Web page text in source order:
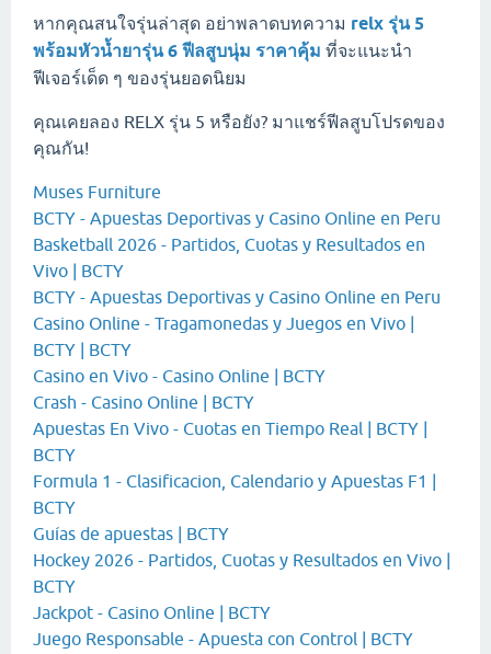
หากคุณสนใจรุ่นล่าสุด อย่าพลาดบทความ relx รุ่น 5
พร้อมหัวน้ำยารุ่น 6 ฟีลสูบนุ่ม ราคาคุ้ม ที่จะแนะนำ
ฟีเจอร์เด็ด ๆ ของรุ่นยอดนิยม
คุณเคยลอง RELX รุ่น 5 หรือยัง? มาแชร์ฟีลสูบโปรดของ
คุณกัน!
Muses Furniture
BCTY - Apuestas Deportivas y Casino Online en Peru
Basketball 2026 - Partidos, Cuotas y Resultados en
Vivo | BCTY
BCTY - Apuestas Deportivas y Casino Online en Peru
Casino Online - Tragamonedas y Juegos en Vivo |
BCTY | BCTY
Casino en Vivo - Casino Online | BCTY
Crash - Casino Online | BCTY
Apuestas En Vivo - Cuotas en Tiempo Real | BCTY |
BCTY
Formula 1 - Clasificacion, Calendario y Apuestas F1 |
BCTY
Guías de apuestas | BCTY
Hockey 2026 - Partidos, Cuotas y Resultados en Vivo |
BCTY
Jackpot - Casino Online | BCTY
Juego Responsable - Apuesta con Control | BCTY